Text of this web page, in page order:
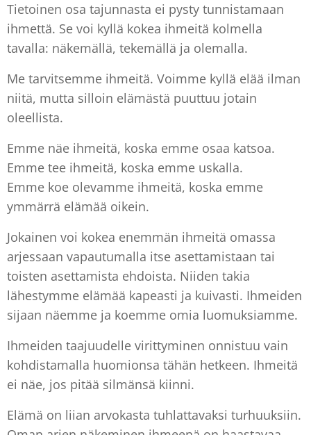
Tietoinen osa tajunnasta ei pysty tunnistamaan
ihmettä. Se voi kyllä kokea ihmeitä kolmella
tavalla: näkemällä, tekemällä ja olemalla.
Me tarvitsemme ihmeitä. Voimme kyllä elää ilman
niitä, mutta silloin elämästä puuttuu jotain
oleellista.
Emme näe ihmeitä, koska emme osaa katsoa.
Emme tee ihmeitä, koska emme uskalla.
Emme koe olevamme ihmeitä, koska emme
ymmärrä elämää oikein.
Jokainen voi kokea enemmän ihmeitä omassa
arjessaan vapautumalla itse asettamistaan tai
toisten asettamista ehdoista. Niiden takia
lähestymme elämää kapeasti ja kuivasti. Ihmeiden
sijaan näemme ja koemme omia luomuksiamme.
Ihmeiden taajuudelle virittyminen onnistuu vain
kohdistamalla huomionsa tähän hetkeen. Ihmeitä
ei näe, jos pitää silmänsä kiinni.
Elämä on liian arvokasta tuhlattavaksi turhuuksiin.